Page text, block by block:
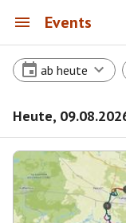
Events
ab heute
Heute,